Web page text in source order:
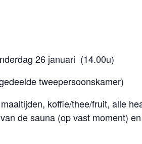
26 januari (14.00u)
tweepersoonskamer)
koffie/thee/fruit, alle
de sauna (op vast moment)